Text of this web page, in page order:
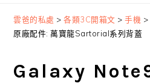
雲爸的私處 >各類3C開箱文 >手機 >
原廠配件: 萬寶龍Sartorial系列背蓋
Galaxy